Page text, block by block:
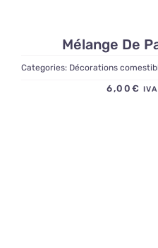
Mélange De
Categories: Décorations
6,00 €